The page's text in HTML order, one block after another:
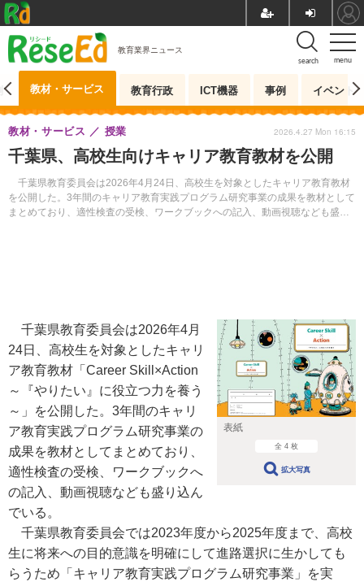
menu
search
教育業界ニュース
教材・サービス 教育行政 ICT機器 事例 イベント
千葉県、高校生向けキャリア教育教材を公開
千葉県教育委員会は2026年4月24日、高校生を対象としたキャリア教育教材
を公開した。3年間のキャリア教育実践プログラム研究事業の成果を教材として
まとめており、適性検査の受検、ワークブックへの記入、動画視聴なども盛り
教材・サービス 授業 2026.4.27 Mon 16:15
表紙
全 4 枚
拡大写真
千葉県教育委員会は2026年4月
24日、高校生を対象としたキャリ
ア教育教材「Career Skill×Action
～『やりたい』に役立つ力を養う
～」を公開した。3年間のキャリ
ア教育実践プログラム研究事業の
成果を教材としてまとめており、
適性検査の受検、ワークブックへ
の記入、動画視聴なども盛り込ん
でいる。
千葉県教育委員会では2023年度から2025年度まで、高校
生に将来への目的意識を明確にして進路選択に生かしても
らうため「キャリア教育実践プログラム研究事業」を実